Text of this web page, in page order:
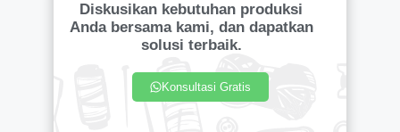
Diskusikan kebutuhan produksi
Anda bersama kami, dan dapatkan
solusi terbaik.
Konsultasi Gratis